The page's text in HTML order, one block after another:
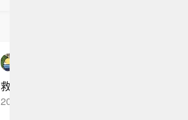
救援队辛苦了，但愿后续措施跟上，别
2025-06-11